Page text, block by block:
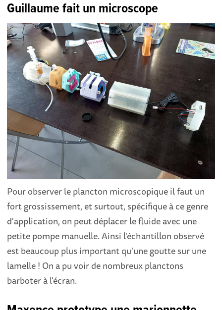
Guillaume fait un microscope
Pour observer le plancton microscopique il faut un
fort grossissement, et surtout, spécifique à ce genre
d'application, on peut déplacer le fluide avec une
petite pompe manuelle. Ainsi l'échantillon observé
est beaucoup plus important qu'une goutte sur une
lamelle ! On a pu voir de nombreux planctons
barboter à l'écran.